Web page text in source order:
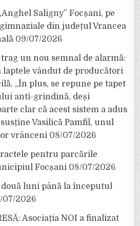
Saligny” Focșani, pe
din județul Vrancea
09/07/2026
un nou semnal de alarmă:
vândut de producători
„În plus, se repune pe tapet
anti-grindină, deși
clar că acest sistem a adus
Vasilică Pamfil, unul
vrânceni 08/07/2026
pentru parcările
Focșani 08/07/2026
luni până la începutul
07/2026
Asociația NOI a finalizat